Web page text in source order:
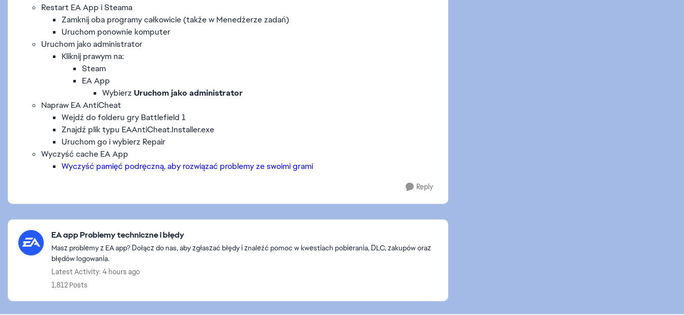
Restart EA App i Steama
Zamknij oba programy całkowicie (także w Menedżerze zadań)
Uruchom ponownie komputer
Uruchom jako administrator
Kliknij prawym na:
Steam
EA App
Wybierz Uruchom jako administrator
Napraw EA AntiCheat
Wejdź do folderu gry Battlefield 1
Znajdź plik typu EAAntiCheat.Installer.exe
Uruchom go i wybierz Repair
Wyczyść cache EA App
Wyczyść pamięć podręczną, aby rozwiązać problemy ze swoimi grami
Reply
Featured Places
EA app Problemy techniczne i błędy
Masz problemy z EA app? Dołącz do nas, aby zgłaszać błędy i znaleźć pomoc w kwestiach pobierania, DLC, zakupów oraz
błędów logowania.
Latest Activity: 4 hours ago
1,812 Posts